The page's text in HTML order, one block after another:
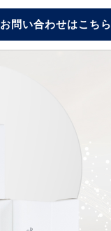
お問い合わせはこちら